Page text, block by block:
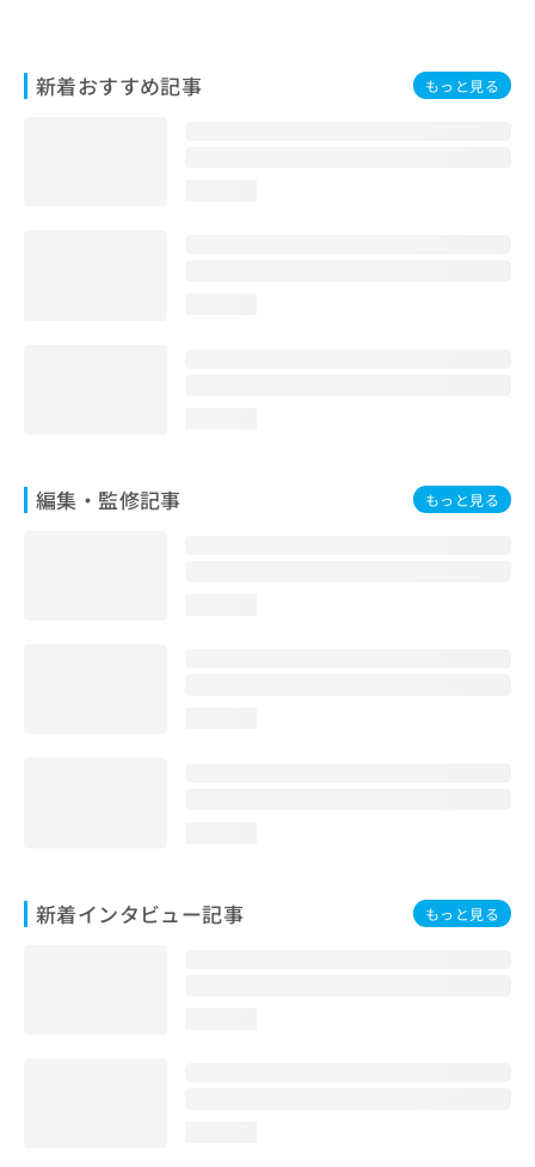
新着おすすめ記事 もっと見る
編集・監修記事 もっと見る
新着インタビュー記事 もっと見る
合